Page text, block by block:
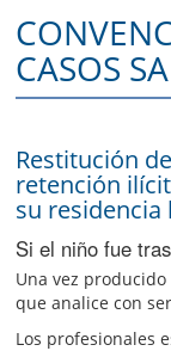
CASOS
Restitución
retención
su residencia
Si el niño fue
Una vez
que analice con
Los profesionales